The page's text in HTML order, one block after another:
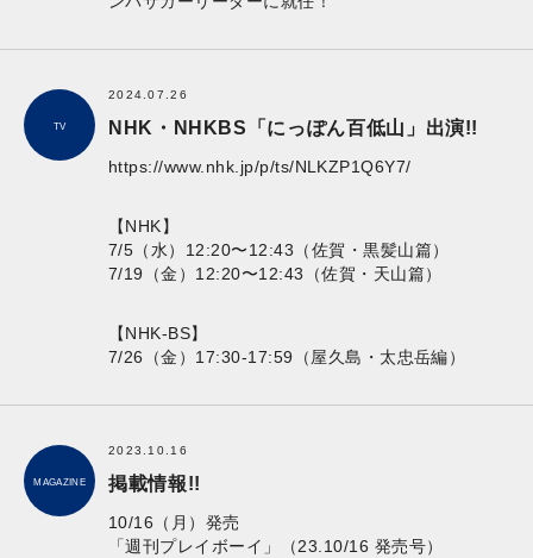
TV
2024.07.26
NHK・NHKBS「にっぽん百低山」出演!!
https://www.nhk.jp/p/ts/NLKZP1Q6Y7/
【NHK】
7/5（水）12:20〜12:43（佐賀・黒髪山篇）
7/19（金）12:20〜12:43（佐賀・天山篇）
【NHK-BS】
7/26（金）17:30-17:59（屋久島・太忠岳編）
MAGAZINE
2023.10.16
掲載情報!!
10/16（月）発売
「週刊プレイボーイ」（23.10/16 発売号）